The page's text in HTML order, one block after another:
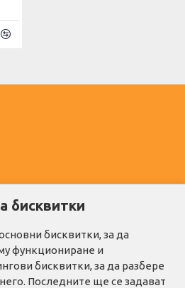
бисквитки
бисквитки, за да
функциониране и
бисквитки, за да разбере
Последните ще се задават